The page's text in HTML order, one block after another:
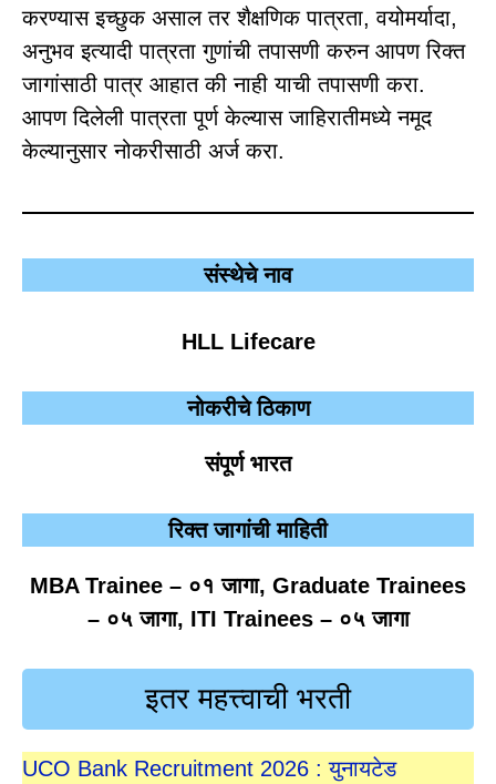
करण्यास इच्छुक असाल तर शैक्षणिक पात्रता, वयोमर्यादा,
अनुभव इत्यादी पात्रता गुणांची तपासणी करुन आपण रिक्त
जागांसाठी पात्र आहात की नाही याची तपासणी करा.
आपण दिलेली पात्रता पूर्ण केल्यास जाहिरातीमध्ये नमूद
केल्यानुसार नोकरीसाठी अर्ज करा.
संस्थेचे नाव
HLL Lifecare
नोकरीचे ठिकाण
संपूर्ण भारत
रिक्त जागांची माहिती
MBA Trainee – ०१ जागा, Graduate Trainees
– ०५ जागा, ITI Trainees – ०५ जागा
इतर महत्त्वाची भरती
UCO Bank Recruitment 2026 : युनायटेड